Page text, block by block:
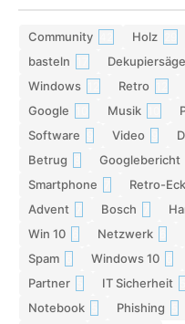
Community Holz
basteln Dekupiersäge
Windows Retro
Google Musik
Software Video
Betrug Googlebericht
Smartphone Retro-
Advent Bosch
Win 10 Netzwerk
Spam Windows 10
Partner IT Sicherheit
Notebook Phishing